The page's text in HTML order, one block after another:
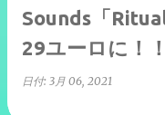
Sounds「
29ユーロに！！
日付: 3月 06, 2021